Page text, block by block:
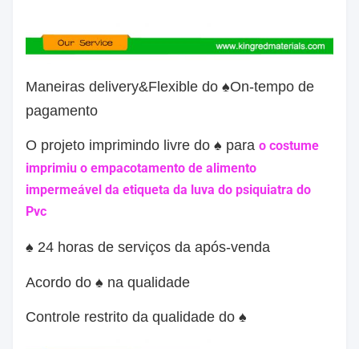
Maneiras delivery&Flexible do ♠On-tempo de
pagamento
O projeto imprimindo livre do ♠ para o costume
imprimiu o empacotamento de alimento
impermeável da etiqueta da luva do psiquiatra do
Pvc
♠ 24 horas de serviços da após-venda
Acordo do ♠ na qualidade
Controle restrito da qualidade do ♠